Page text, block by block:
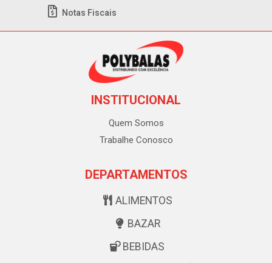
Notas Fiscais
INSTITUCIONAL
Quem Somos
Trabalhe Conosco
DEPARTAMENTOS
ALIMENTOS
BAZAR
BEBIDAS